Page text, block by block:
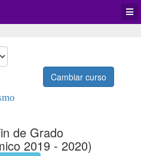
Cambiar curso
de Grado
2019 - 2020)